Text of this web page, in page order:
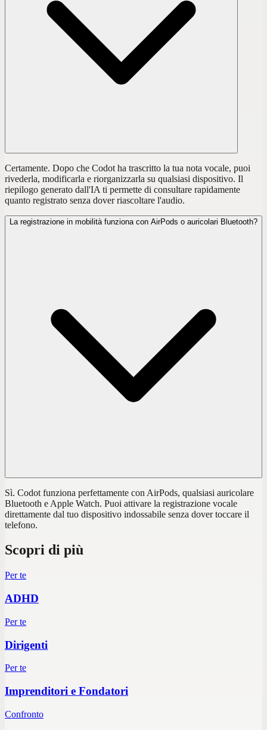
Certamente. Dopo che Codot ha trascritto la tua nota vocale, puoi
rivederla, modificarla e riorganizzarla su qualsiasi dispositivo. Il
riepilogo generato dall'IA ti permette di consultare rapidamente
quanto registrato senza dover riascoltare l'audio.
La registrazione in mobilità funziona con AirPods o auricolari Bluetooth?
Sì. Codot funziona perfettamente con AirPods, qualsiasi auricolare
Bluetooth e Apple Watch. Puoi attivare la registrazione vocale
direttamente dal tuo dispositivo indossabile senza dover toccare il
telefono.
Scopri di più
Per te
ADHD
Per te
Dirigenti
Per te
Imprenditori e Fondatori
Confronto